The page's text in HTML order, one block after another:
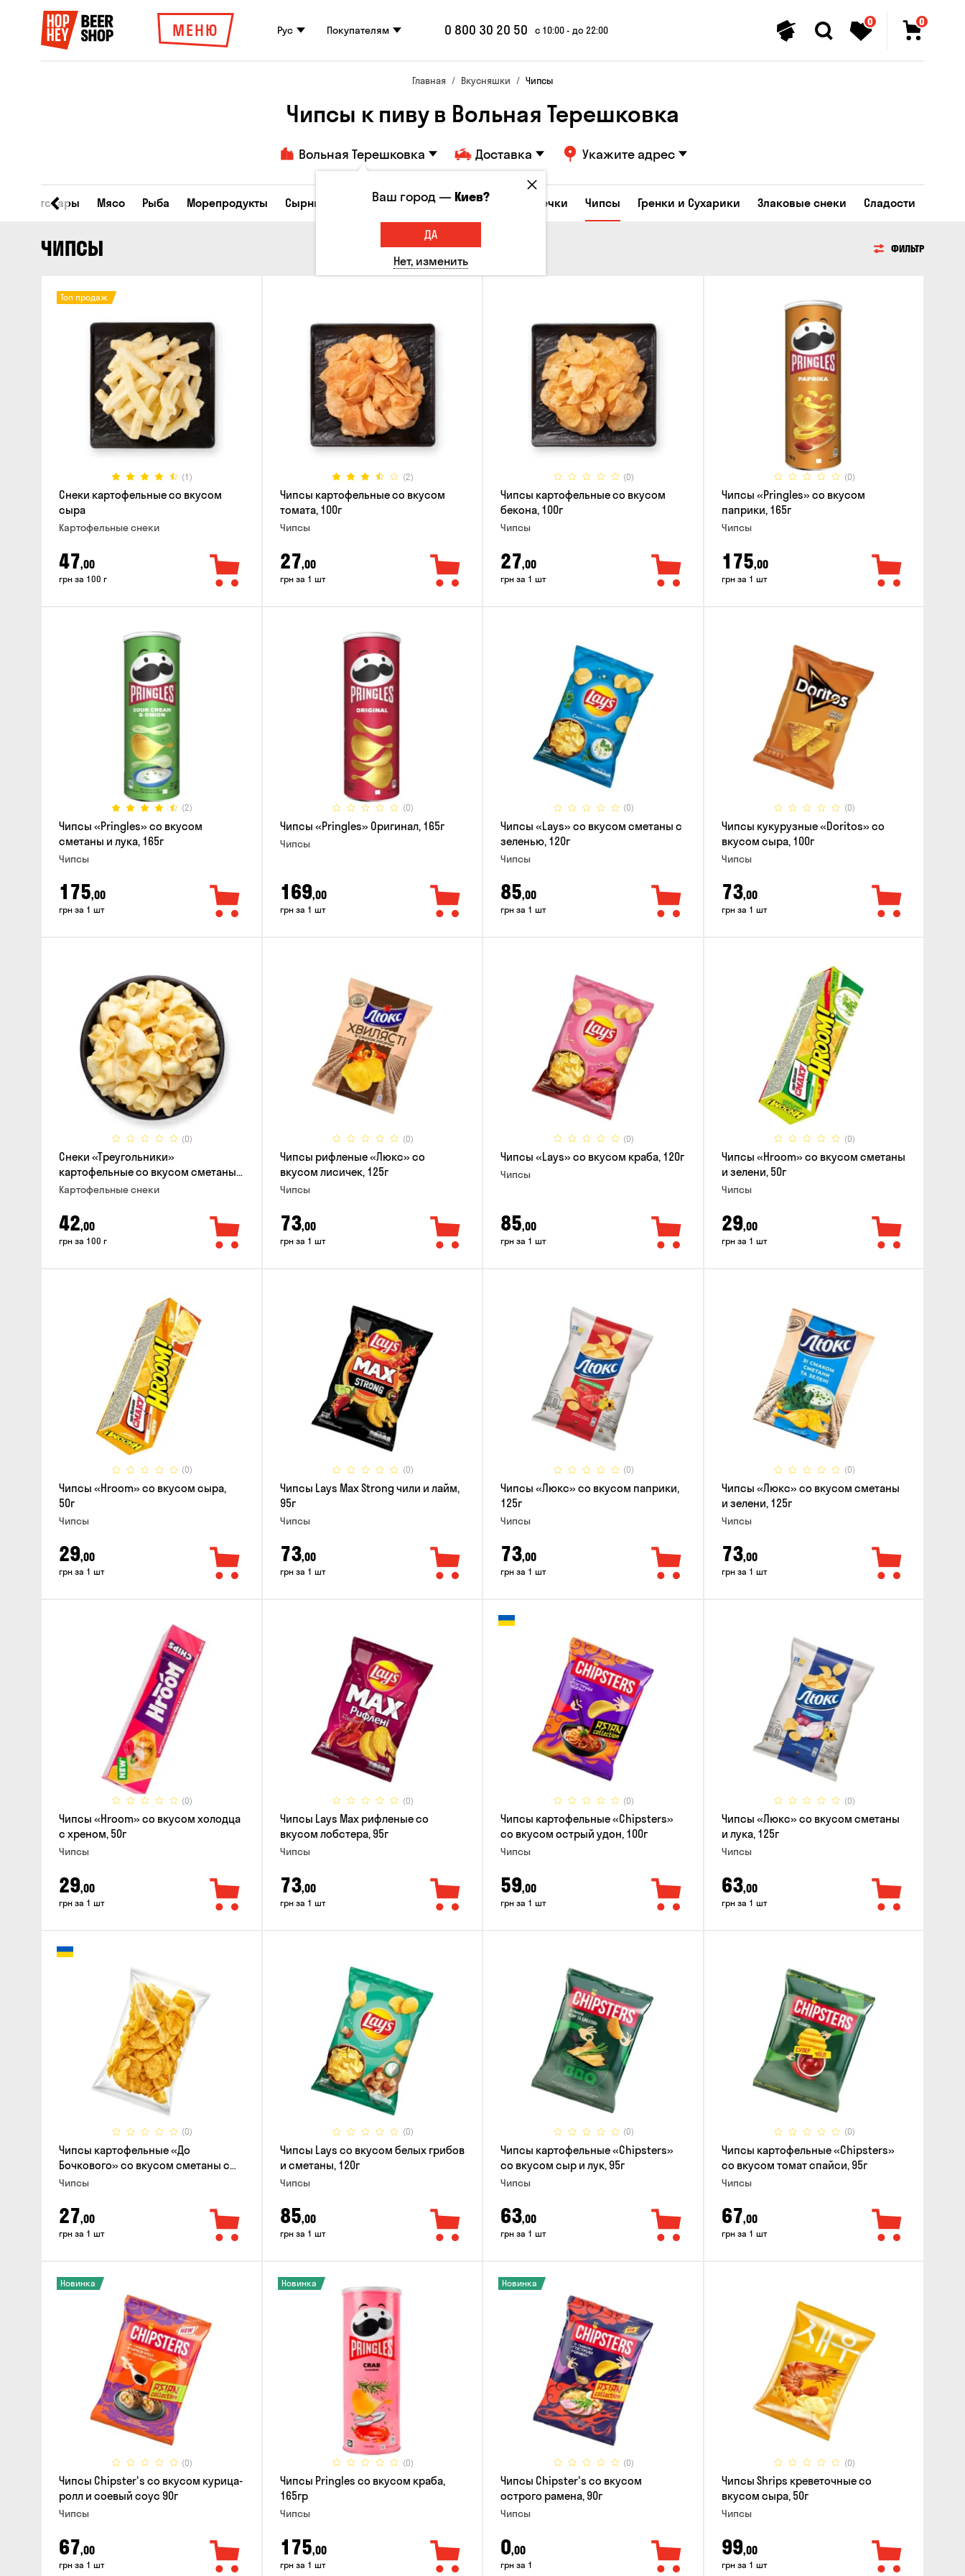
МЕНЮ Рус Покупателям 0 800 30 20 50 с 10:00 - до 22:00
0 0
Главная Вкусняшки Чипсы
Чипсы к пиву в Вольная Терешковка
Вольная Терешковка Доставка Укажите адрес
Все товары Мясо Рыба Морепродукты Сырные закуски Орешки Кукуруза Семечки Чипсы Гренки и Сухарики Злаковые снеки Сладости
ЧИПСЫ ФИЛЬТР
(1)
Топ продаж
Снеки картофельные со вкусом
сыра
Картофельные снеки
47,00
грн за 100 г
(2)
Чипсы картофельные со вкусом
томата, 100г
Чипсы
27,00
грн за 1 шт
(0)
Чипсы картофельные со вкусом
бекона, 100г
Чипсы
27,00
грн за 1 шт
(0)
Чипсы «Pringles» со вкусом
паприки, 165г
Чипсы
175,00
грн за 1 шт
(2)
Чипсы «Pringles» со вкусом
сметаны и лука, 165г
Чипсы
175,00
грн за 1 шт
(0)
Чипсы «Pringles» Оригинал, 165г
Чипсы
169,00
грн за 1 шт
(0)
Чипсы «Lays» со вкусом сметаны с
зеленью, 120г
Чипсы
85,00
грн за 1 шт
(0)
Чипсы кукурузные «Doritos» со
вкусом сыра, 100г
Чипсы
73,00
грн за 1 шт
(0)
Снеки «Треугольники»
картофельные со вкусом сметаны
с луком
Картофельные снеки
42,00
грн за 100 г
(0)
Чипсы рифленые «Люкс» со
вкусом лисичек, 125г
Чипсы
73,00
грн за 1 шт
(0)
Чипсы «Lays» со вкусом краба, 120г
Чипсы
85,00
грн за 1 шт
(0)
Чипсы «Hroom» со вкусом сметаны
и зелени, 50г
Чипсы
29,00
грн за 1 шт
(0)
Чипсы «Hroom» со вкусом сыра,
50г
Чипсы
29,00
грн за 1 шт
(0)
Чипсы Lays Max Strong чили и лайм,
95г
Чипсы
73,00
грн за 1 шт
(0)
Чипсы «Люкс» со вкусом паприки,
125г
Чипсы
73,00
грн за 1 шт
(0)
Чипсы «Люкс» со вкусом сметаны
и зелени, 125г
Чипсы
73,00
грн за 1 шт
(0)
Чипсы «Hroom» со вкусом холодца
с хреном, 50г
Чипсы
29,00
грн за 1 шт
(0)
Чипсы Lays Max рифленые со
вкусом лобстера, 95г
Чипсы
73,00
грн за 1 шт
(0)
Чипсы картофельные «Chipsters»
со вкусом острый удон, 100г
Чипсы
59,00
грн за 1 шт
(0)
Чипсы «Люкс» со вкусом сметаны
и лука, 125г
Чипсы
63,00
грн за 1 шт
(0)
Чипсы картофельные «До
Бочкового» со вкусом сметаны с
зеленью, 100г
Чипсы
27,00
грн за 1 шт
(0)
Чипсы Lays со вкусом белых грибов
и сметаны, 120г
Чипсы
85,00
грн за 1 шт
(0)
Чипсы картофельные «Chipsters»
со вкусом сыр и лук, 95г
Чипсы
63,00
грн за 1 шт
(0)
Чипсы картофельные «Chipsters»
со вкусом томат спайси, 95г
Чипсы
67,00
грн за 1 шт
(0)
Новинка
Чипсы Chipster's со вкусом курица-
ролл и соевый соус 90г
Чипсы
67,00
грн за 1 шт
(0)
Новинка
Чипсы Pringles со вкусом краба,
165гр
Чипсы
175,00
грн за 1 шт
(0)
Новинка
Чипсы Chipster's со вкусом
острого рамена, 90г
Чипсы
0,00
грн за 1
(0)
Чипсы Shrips креветочные со
вкусом сыра, 50г
Чипсы
99,00
грн за 1 шт
Ваш город —Киев?
ДА
Нет, изменить